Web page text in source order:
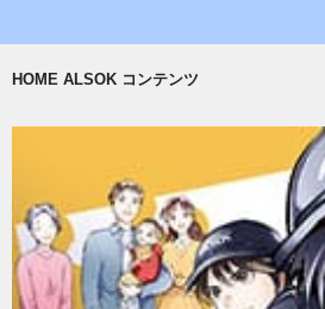
HOME ALSOK コンテンツ